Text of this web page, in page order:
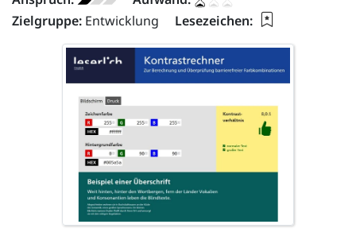
Zielgruppe: Entwicklung Lesezeichen: